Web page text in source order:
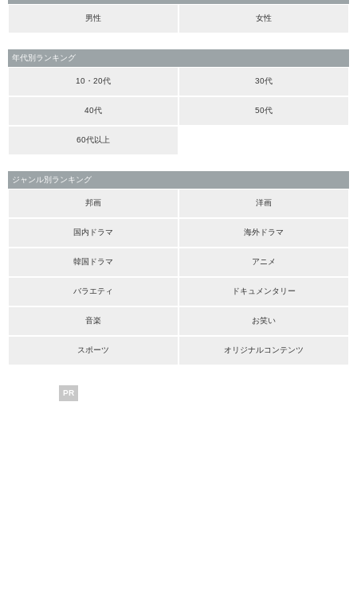
男性 女性
年代別ランキング
10・20代 30代
40代 50代
60代以上
ジャンル別ランキング
邦画 洋画
国内ドラマ 海外ドラマ
韓国ドラマ アニメ
バラエティ ドキュメンタリー
音楽 お笑い
スポーツ オリジナルコンテンツ
PR